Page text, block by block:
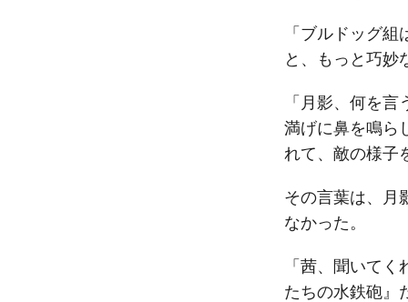
「ブルドッグ
と、もっと巧妙
「月影、何を
満げに鼻を鳴ら
れて、敵の様子
その言葉は、月
なかった。
「茜、聞いて
たちの水鉄砲』